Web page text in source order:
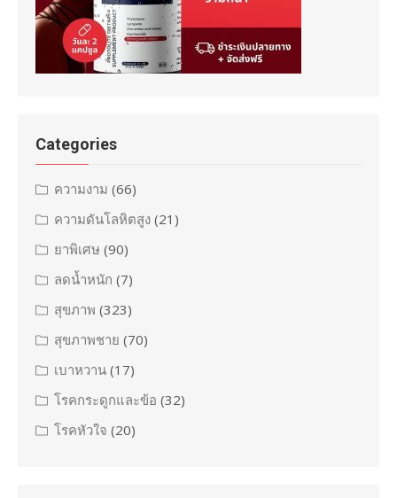
Categories
ความงาม (66)
ความดันโลหิตสูง (21)
ยาพิเศษ (90)
ลดน้ำหนัก (7)
สุขภาพ (323)
สุขภาพชาย (70)
เบาหวาน (17)
โรคกระดูกและข้อ (32)
โรคหัวใจ (20)